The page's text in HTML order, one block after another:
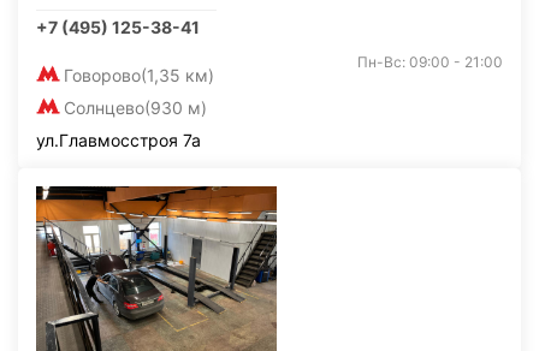
+7 (495) 125-38-41
Говорово(1,35 км)
Солнцево(930 м)
Пн-Вс: 09:00 - 21:00
ул.Главмосстроя 7а